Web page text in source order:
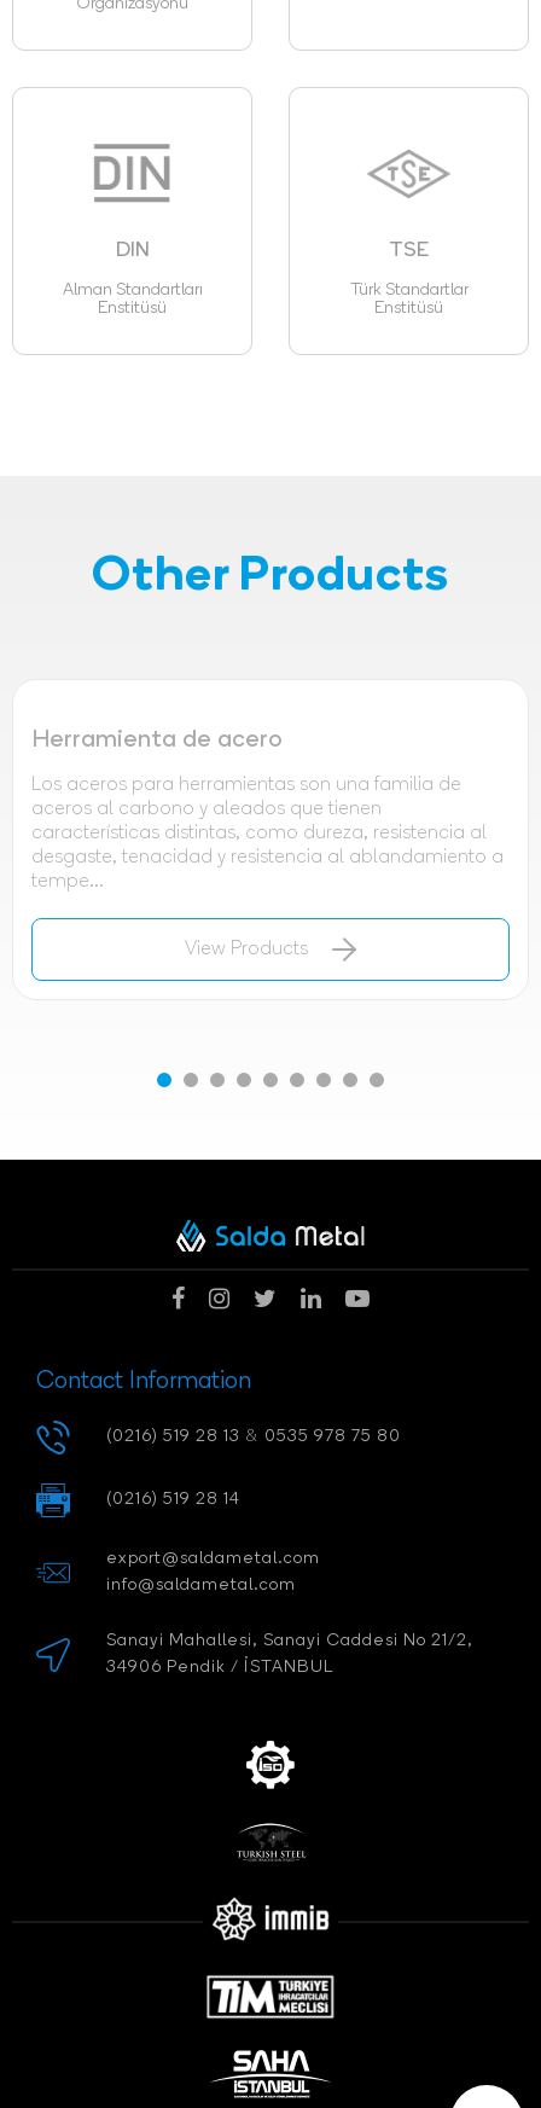
Organizasyonu
DIN
Alman Standartları
Enstitüsü
TSE
Türk Standartlar
Enstitüsü
Other Products
Herramienta de acero
Los aceros para herramientas son una familia de
aceros al carbono y aleados que tienen
características distintas, como dureza, resistencia al
desgaste, tenacidad y resistencia al ablandamiento a
tempe...
View Products
Contact Information
(0216) 519 28 13 & 0535 978 75 80
(0216) 519 28 14
export@saldametal.com
info@saldametal.com
Sanayi Mahallesi, Sanayi Caddesi No 21/2,
34906 Pendik / İSTANBUL